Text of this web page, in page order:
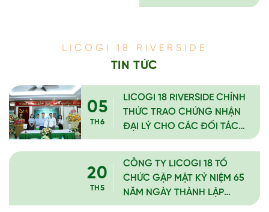
LICOGI 18 RIVERSIDE
TIN TỨC
05
TH6
LICOGI 18 RIVERSIDE CHÍNH
THỨC TRAO CHỨNG NHẬN
ĐẠI LÝ CHO CÁC ĐỐI TÁC
PHÂN PHỐI CHIẾN LƯỢC
20
TH5
CÔNG TY LICOGI 18 TỔ
CHỨC GẶP MẶT KỶ NIỆM 65
NĂM NGÀY THÀNH LẬP
(19/5/1961 – 19/5/2026)